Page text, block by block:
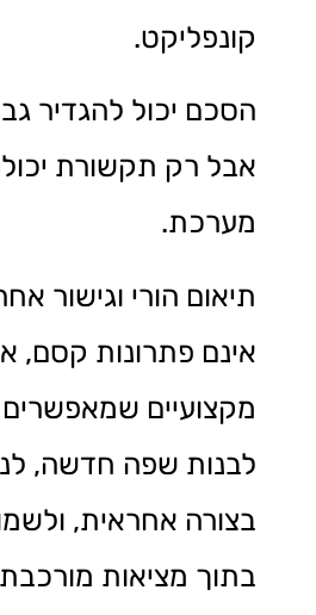
קונפליקט.
הסכם יכול להגדיר
אבל רק תקשורת
מערכת.
תיאום הורי וגישור
אינם פתרונות קסם,
מקצועיים שמאפשרים
לבנות שפה חדשה,
בצורה אחראית,
בתוך מציאות